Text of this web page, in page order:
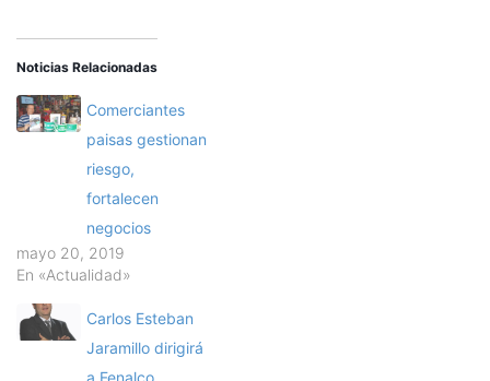
Noticias Relacionadas
Comerciantes
paisas gestionan
riesgo,
fortalecen
negocios
mayo 20, 2019
En «Actualidad»
Carlos Esteban
Jaramillo dirigirá